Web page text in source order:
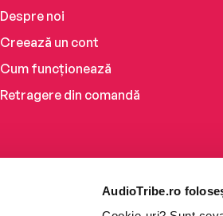
AudioTribe.ro
Despre noi
Creează un cont
Cum funcționează
Retragere din comandă